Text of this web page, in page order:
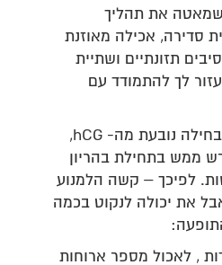
שמאטה את תהליך
סדירה, אכילה מאוזנת
תזונתיים ושתיית
לך להתמודד עם
בחילות והקאות ? הבחילה נובעת מה- hCG,
ממש בתחילת בהריון
לפיכך – קשה הלמנוע
את יכולה לנקוט בכמה
, לאכול מספר ארוחות